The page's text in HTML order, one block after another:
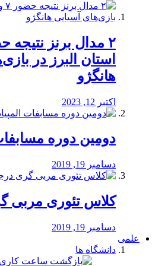
استان البرز در
هانگژو
اکتبر 12, 2023
دومین دوره
دسامبر 19, 2019
کلاس تئوری مربی گری
دسامبر 19, 2019
علمی
دانشگاه ها